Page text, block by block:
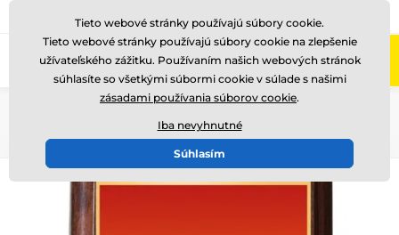
Zavolajte nám (Po-Pi 8-17) +421220255160
Tieto webové stránky používajú súbory cookie.
Tieto webové stránky používajú súbory cookie na zlepšenie
užívateľského zážitku. Používaním našich webových stránok
súhlasíte so všetkými súbormi cookie v súlade s našimi
zásadami používania súborov cookie.
Iba nevyhnutné
Súhlasím